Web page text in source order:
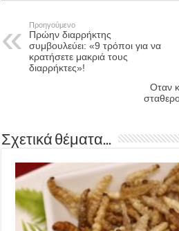
Προηγούμενο
Πρώην διαρρήκτης
συμβουλεύει: «9 τρόποι για να
κρατήσετε μακριά τους
διαρρήκτες»!
Οταν
Σχετικά θέματα...